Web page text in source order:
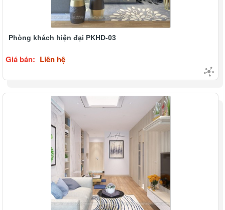
Phòng khách hiện đại PKHD-03
Giá bán: Liên hệ